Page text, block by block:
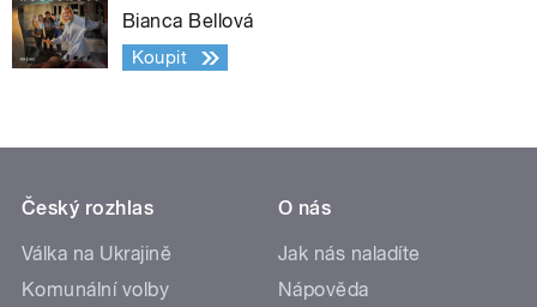
Bianca Bellová
Koupit
Český rozhlas
Válka na Ukrajině
Komunální volby
O nás
Jak nás naladíte
Nápověda